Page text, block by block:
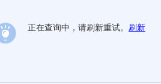
正在查询中，请刷新重试。 刷新